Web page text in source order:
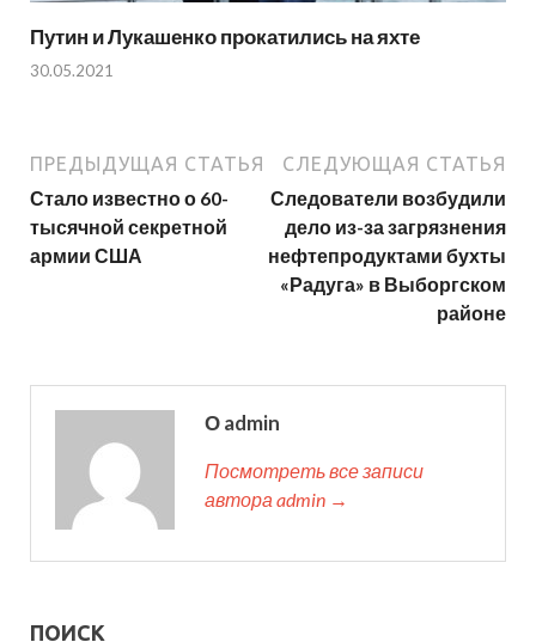
Путин и Лукашенко прокатились на яхте
30.05.2021
ПРЕДЫДУЩАЯ СТАТЬЯ
Стало известно о 60-
тысячной секретной
армии США
СЛЕДУЮЩАЯ СТАТЬЯ
Следователи возбудили
дело из-за загрязнения
нефтепродуктами бухты
«Радуга» в Выборгском
районе
О admin
Посмотреть все записи
автора admin →
ПОИСК